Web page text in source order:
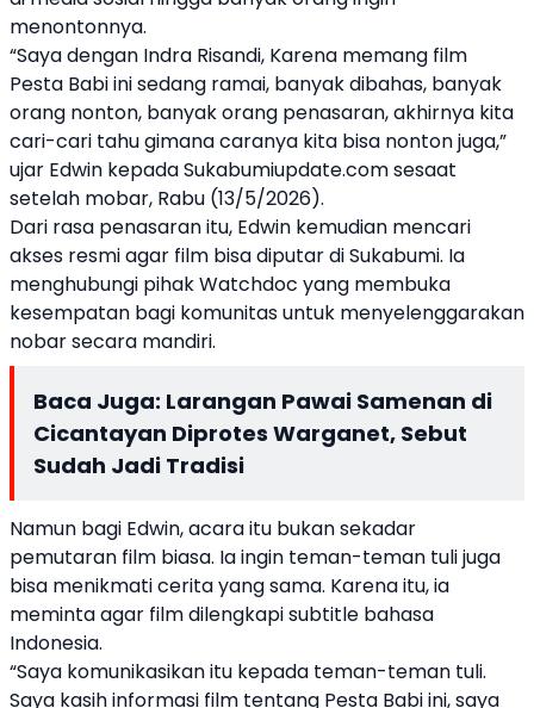
menontonnya.
“Saya dengan Indra Risandi, Karena memang film
Pesta Babi ini sedang ramai, banyak dibahas, banyak
orang nonton, banyak orang penasaran, akhirnya kita
cari-cari tahu gimana caranya kita bisa nonton juga,”
ujar Edwin kepada Sukabumiupdate.com sesaat
setelah mobar, Rabu (13/5/2026).
Dari rasa penasaran itu, Edwin kemudian mencari
akses resmi agar film bisa diputar di Sukabumi. Ia
menghubungi pihak Watchdoc yang membuka
kesempatan bagi komunitas untuk menyelenggarakan
nobar secara mandiri.
Baca Juga: Larangan Pawai Samenan di
Cicantayan Diprotes Warganet, Sebut
Sudah Jadi Tradisi
Namun bagi Edwin, acara itu bukan sekadar
pemutaran film biasa. Ia ingin teman-teman tuli juga
bisa menikmati cerita yang sama. Karena itu, ia
meminta agar film dilengkapi subtitle bahasa
Indonesia.
“Saya komunikasikan itu kepada teman-teman tuli.
Saya kasih informasi film tentang Pesta Babi ini, saya